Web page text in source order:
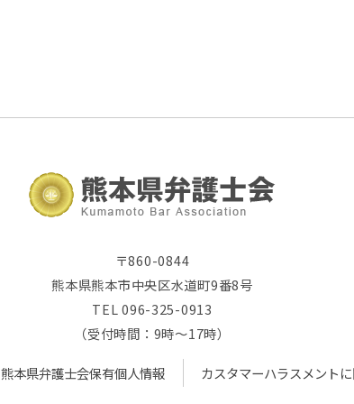
〒860-0844
熊本県熊本市中央区水道町9番8号
TEL 096-325-0913
（受付時間：9時～17時）
熊本県弁護士会保有個人情報 カスタマーハラスメント